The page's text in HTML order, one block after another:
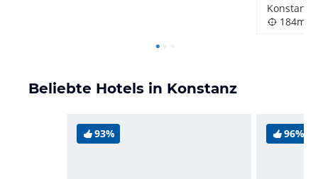
Konstanz,
184m
Beliebte Hotels in Konstanz
93% 96%